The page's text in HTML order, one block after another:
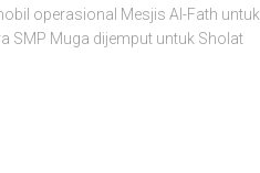
operasional Mesjis Al-Fath untuk
SMP Muga dijemput untuk Sholat